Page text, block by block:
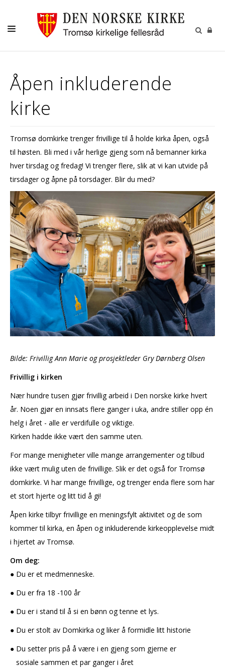
AKTIVITETER OG KONSERTER
DÅP
VIGSEL
KONTAKT
Åpen inkluderende
kirke
Tromsø domkirke trenger frivillige til å holde kirka åpen, også
til høsten. Bli med i vår herlige gjeng som nå bemanner kirka
hver tirsdag og fredag! Vi trenger flere, slik at vi kan utvide på
tirsdager og åpne på torsdager. Blir du med?
Bilde: Frivillig Ann Marie og prosjektleder Gry Dørnberg Olsen
Frivillig i kirken
Nær hundre tusen gjør frivillig arbeid i Den norske kirke hvert
år. Noen gjør en innsats flere ganger i uka, andre stiller opp én
helg i året - alle er verdifulle og viktige.
Kirken hadde ikke vært den samme uten.
For mange menigheter ville mange arrangementer og tilbud
ikke vært mulig uten de frivillige. Slik er det også for Tromsø
domkirke. Vi har mange frivillige, og trenger enda flere som har
et stort hjerte og litt tid å gi!
Åpen kirke tilbyr frivillige en meningsfylt aktivitet og de som
kommer til kirka, en åpen og inkluderende kirkeopplevelse midt
i hjertet av Tromsø.
Om deg:
● Du er et medmenneske.
● Du er fra 18 -100 år
● Du er i stand til å si en bønn og tenne et lys.
● Du er stolt av Domkirka og liker å formidle litt historie
● Du setter pris på å være i en gjeng som gjerne er
sosiale sammen et par ganger i året